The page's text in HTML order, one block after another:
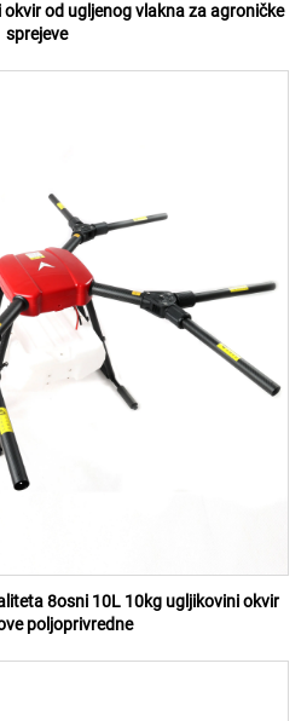
od ugljenog vlakna za agroničke
sprejeve
8osni 10L 10kg ugljikovini okvir
poljoprivredne